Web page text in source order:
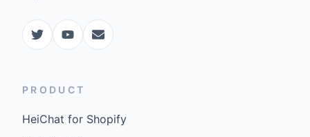
PRODUCT
HeiChat for Shopify